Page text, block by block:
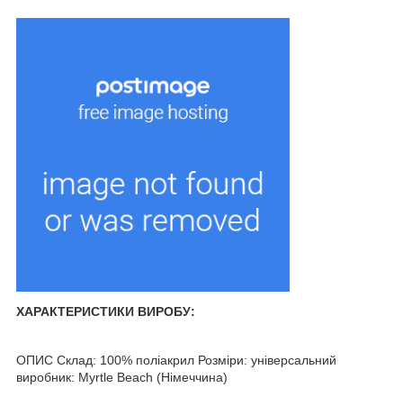
ХАРАКТЕРИСТИКИ ВИРОБУ:
ОПИС Склад: 100% поліакрил Розміри: універсальний
виробник: Myrtle Beach (Німеччина)